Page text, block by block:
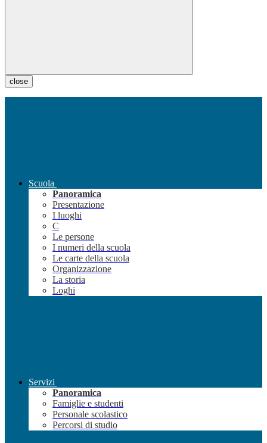
close
Scuola
Panoramica
Presentazione
I luoghi
C
Le persone
I numeri della scuola
Le carte della scuola
Organizzazione
La storia
Loghi
Servizi
Panoramica
Famiglie e studenti
Personale scolastico
Percorsi di studio